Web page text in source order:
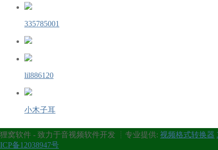
335785001
lil886120
小木子耳
狸窝软件 - 致力于音视频软件开发 ┊专业提供: 视频格式转换器
ICP备12038947号